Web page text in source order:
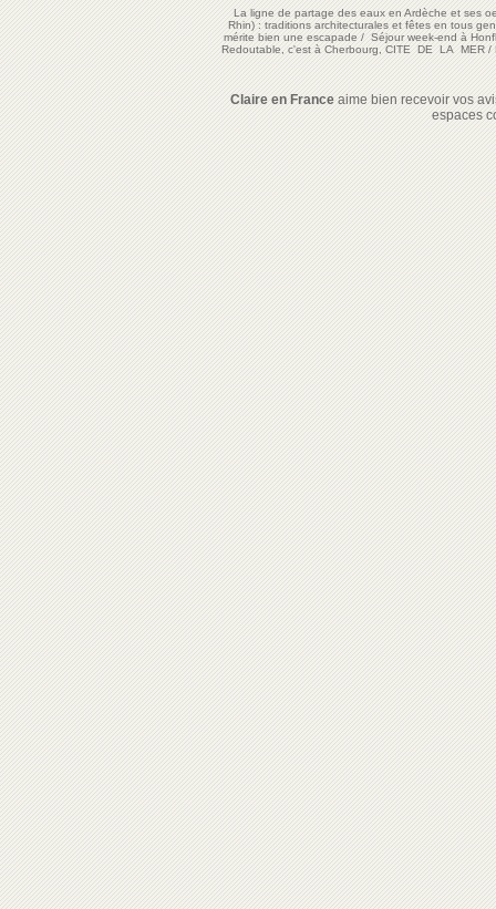
La ligne de partage des eaux en Ardèche et ses
Rhin) : traditions architecturales et fêtes en tous
mérite bien une escapade/Séjour week-end à
Redoutable, c'est à Cherbourg, CITE DE LA MER/
Claire en Franceaime bien recevoir vos
espaces